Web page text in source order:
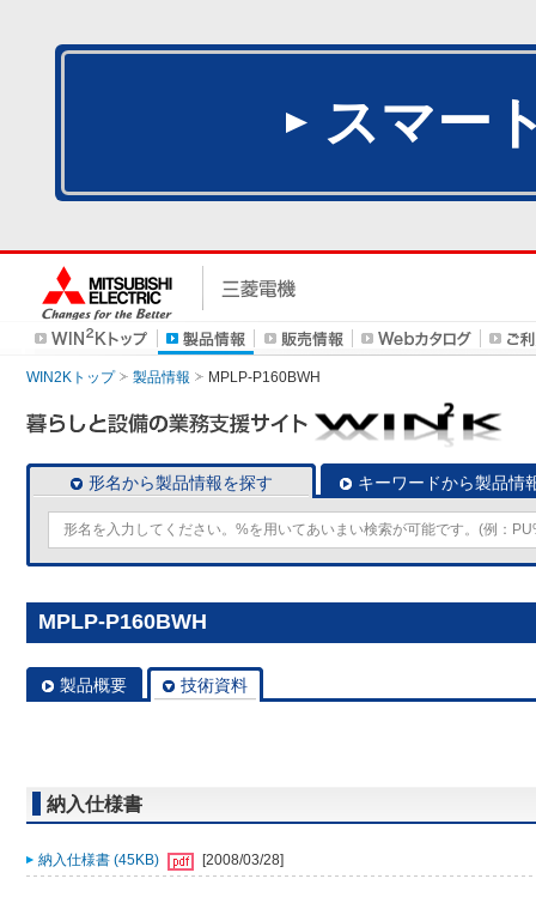
スマー
WIN2Kトップ 製品情報 MPLP-P160BWH
形名から製品情報を探す キーワードから製品情
MPLP-P160BWH
製品概要 技術資料
納入仕様書
納入仕様書 (45KB) [2008/03/28]